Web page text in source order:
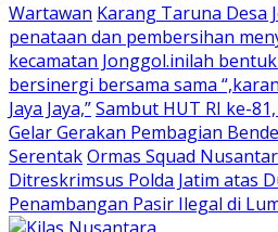
Wartawan Karang Taruna Desa
penataan dan pembersihan
kecamatan Jonggol.inilah
bersinergi bersama sama
Jaya Jaya,”Sambut HUT RI ke-
Gelar Gerakan Pembagian
SerentakOrmas Squad
Ditreskrimsus Polda Jatim atas
Penambangan Pasir Ilegal di